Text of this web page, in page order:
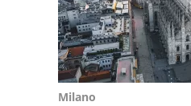
Milano